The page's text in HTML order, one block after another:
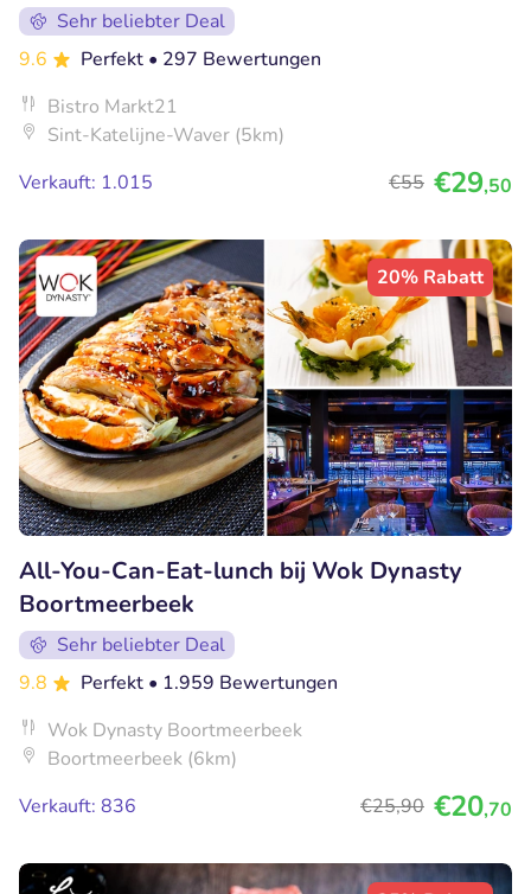
Sehr beliebter Deal
9.6
Perfekt • 297 Bewertungen
Bistro Markt21
Sint-Katelijne-Waver (5km)
Verkauft: 1.015
€55 €29,50
20% Rabatt
All-You-Can-Eat-lunch bij Wok Dynasty
Boortmeerbeek
Sehr beliebter Deal
9.8
Perfekt • 1.959 Bewertungen
Wok Dynasty Boortmeerbeek
Boortmeerbeek (6km)
Verkauft: 836
€25,90 €20,70